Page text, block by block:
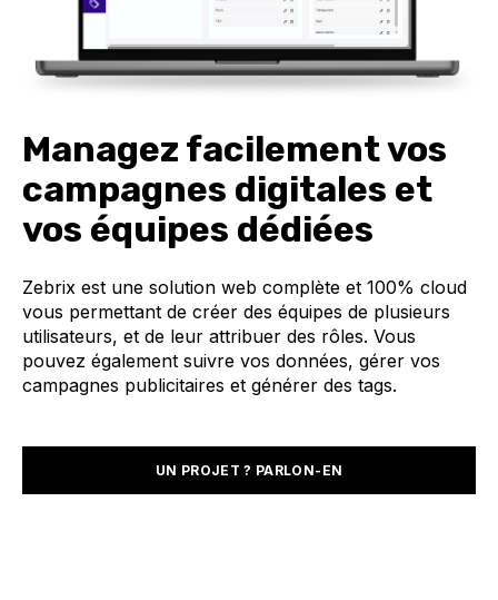
Managez facilement vos
campagnes digitales et
vos équipes dédiées
Zebrix est une solution web complète et 100% cloud
vous permettant de créer des équipes de plusieurs
utilisateurs, et de leur attribuer des rôles. Vous
pouvez également suivre vos données, gérer vos
campagnes publicitaires et générer des tags.
UN PROJET ? PARLON-EN